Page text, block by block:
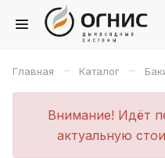
Главная – Каталог –
Внимание! Идёт
актуальную